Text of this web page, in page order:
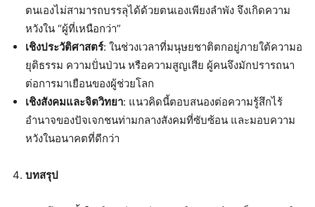
ตนเองไม่สามารถบรรลุได้ด้วยตนเองเพียงลำพัง จึงเกิดความ
หวังใน “ผู้ที่เหนือกว่า”
เชิงประวัติศาสตร์: ในช่วงเวลาที่มนุษยชาติตกอยู่ภายใต้ความอ
ยุติธรรม ความปั่นป่วน หรือความสูญเสีย ผู้คนจึงมักปรารถนา
ต่อการมาเยือนของผู้ช่วยโลก
เชิงสังคมและจิตวิทยา: แนวคิดนี้ตอบสนองต่อความรู้สึกไร้
อำนาจของปัจเจกชนท่ามกลางสังคมที่ซับซ้อน และมอบความ
หวังในอนาคตที่ดีกว่า
บทสรุป